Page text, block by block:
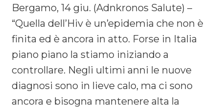
Bergamo, 14 giu. (Adnkronos Salute) –
“Quella dell’Hiv è un’epidemia che non è
finita ed è ancora in atto. Forse in Italia
piano piano la stiamo iniziando a
controllare. Negli ultimi anni le nuove
diagnosi sono in lieve calo, ma ci sono
ancora e bisogna mantenere alta la